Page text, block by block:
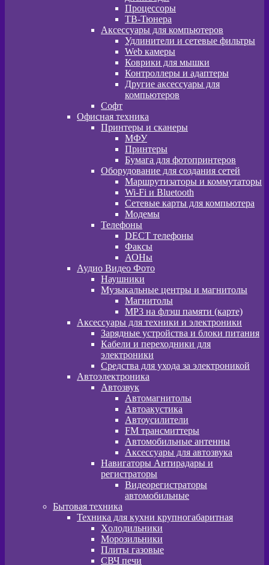
Процессоры
ТВ-Тюнера
Аксессуары для компьютеров
Удлинители и сетевые фильтры
Web камеры
Коврики для мышки
Контроллеры и адаптеры
Другие аксессуары для
компьютеров
Софт
Офисная техника
Принтеры и сканеры
МФУ
Принтеры
Бумага для фотопринтеров
Оборудование для создания сетей
Маршрутизаторы и коммутаторы
Wi-Fi и Bluetooth
Сетевые карты для компьютера
Модемы
Телефоны
DECT телефоны
Факсы
АОНы
Аудио Видео Фото
Наушники
Музыкальные центры и магнитолы
Магнитолы
MP3 на флэш памяти (карте)
Аксессуары для техники и электроники
Зарядные устройства и блоки питания
Кабели и переходники для
электроники
Средства для ухода за электроникой
Автоэлектроника
Автозвук
Автомагнитолы
Автоакустика
Автоусилители
FM трансмиттеры
Автомобильные антенны
Аксессуары для автозвука
Навигаторы Антирадары и
регистраторы
Видеорегистраторы
автомобильные
Бытовая техника
Техника для кухни крупногабаритная
Xолодильники
Морозильники
Плиты газовые
СВЧ печи